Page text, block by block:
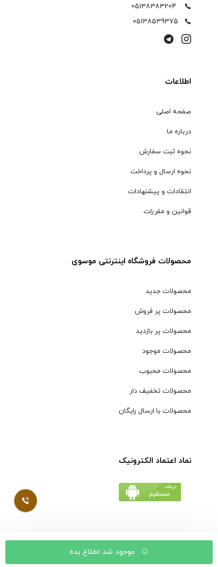
05138383204
05138539375
اطلاعات
صفحه اصلی
درباره ما
نحوه ثبت سفارش
نحوه ارسال و پرداخت
انتقادات و پیشنهادات
قوانین و مقررات
محصولات فروشگاه اینترنتی موسوی
محصولات جدید
محصولات پر فروش
محصولات پر بازدید
محصولات موجود
محصولات محبوب
محصولات تخفیف دار
محصولات با ارسال رایگان
نماد اعتماد الکترونیک
© کلیه حقوق مادی و معنوی محتویات سایت فروشگاه اینترنتی
موسوی محفوظ است |طراحی شده توسط ایلیاسیستم